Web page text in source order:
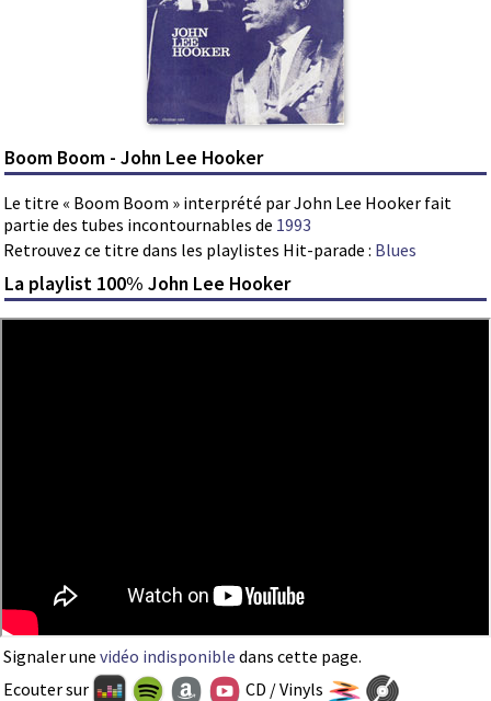
Boom Boom - John Lee Hooker
Le titre « Boom Boom » interprété par John Lee Hooker fait
partie des tubes incontournables de 1993
Retrouvez ce titre dans les playlistes Hit-parade : Blues
La playlist 100% John Lee Hooker
Signaler une vidéo indisponible dans cette page.
Ecouter sur
CD / Vinyls